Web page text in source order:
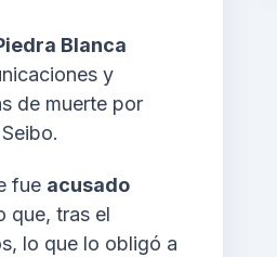
Blanca
y
de muerte por
fue acusado
que, tras el
lo que lo obligó a